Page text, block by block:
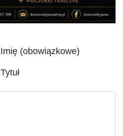
Imię (obowiązkowe)
Tytuł